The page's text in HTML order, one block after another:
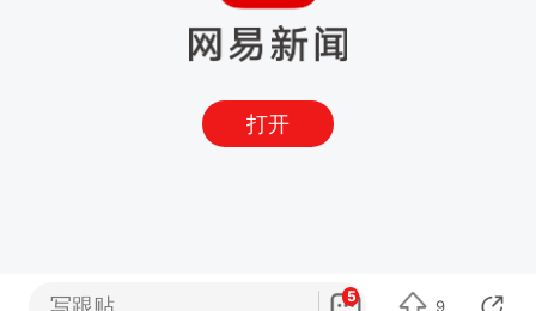
打开
写跟贴 5
9